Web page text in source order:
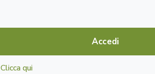
Accedi
Clicca qui